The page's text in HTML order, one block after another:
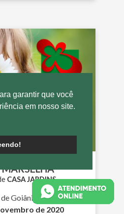
garantir que você
em nosso site.
CASA JARDINS
Goiânia - GO
de 2020